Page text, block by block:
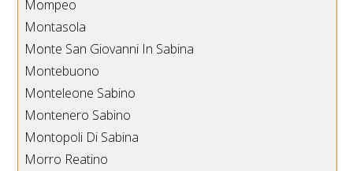
Mompeo
Montasola
Monte San Giovanni In Sabina
Montebuono
Monteleone Sabino
Montenero Sabino
Montopoli Di Sabina
Morro Reatino